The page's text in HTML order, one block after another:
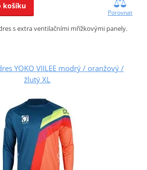
košíku
Porovnat
s extra ventilačními mřížkovými panely.
YOKO VIILEE modrý / oranžový /
žlutý XL